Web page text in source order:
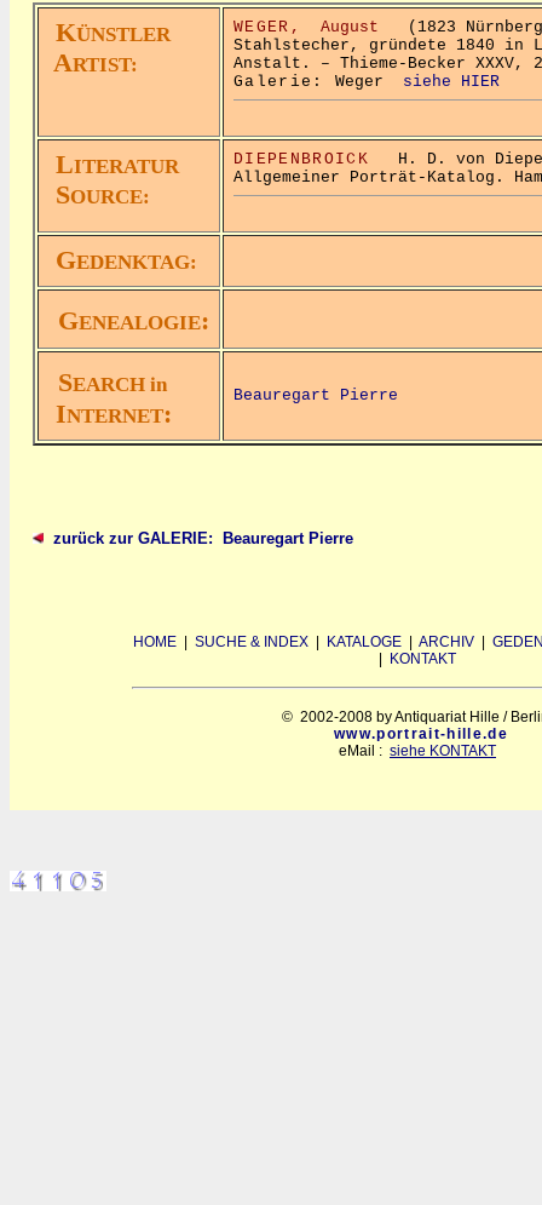
KÜNSTLER
ARTIST:
WEGER, August (1823
Stahlstecher, gründete 1840 in
Anstalt. – Thieme-Becker XXXV,
Galerie: Weger siehe HIER
LITERATUR
SOURCE:
DIEPENBROICK H. D. von
Allgemeiner Porträt-Katalog.
GEDENKTAG:
GENEALOGIE:
SEARCH in
INTERNET:
Beauregart Pierre
zurück zur GALERIE: Beauregart Pierre
HOME SUCHE & INDEX KATALOGE ARCHIV
KONTAKT
© 2002-2008 by Antiquariat Hille /
www.portrait-hille.de
eMail : siehe KONTAKT